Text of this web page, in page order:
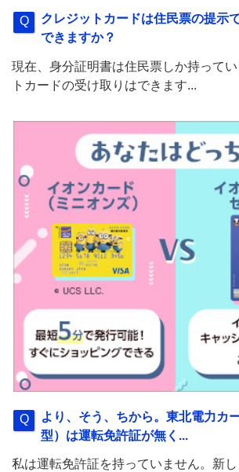
クレジットカードは住民票の提示
できますか？
現在、身分証明書は住民票しか持って
トカードの受け取りはできます...
より、そう、ちから。東北電力カ
型）は運転免許証が無く...
私は運転免許証を持っていません。新